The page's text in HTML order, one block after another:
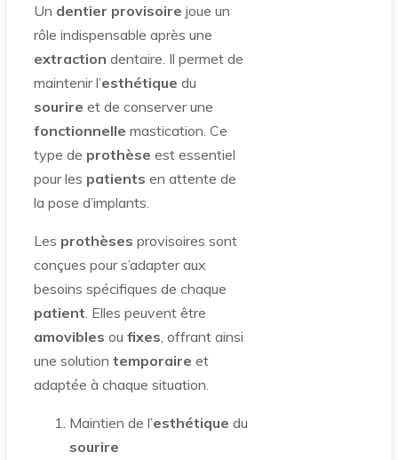
Un dentier provisoire joue un
rôle indispensable après une
extraction dentaire. Il permet de
maintenir l’esthétique du
sourire et de conserver une
fonctionnelle mastication. Ce
type de prothèse est essentiel
pour les patients en attente de
la pose d’implants.
Les prothèses provisoires sont
conçues pour s’adapter aux
besoins spécifiques de chaque
patient . Elles peuvent être
amovibles ou fixes , offrant ainsi
une solution temporaire et
adaptée à chaque situation.
Maintien de l’esthétique du
sourire